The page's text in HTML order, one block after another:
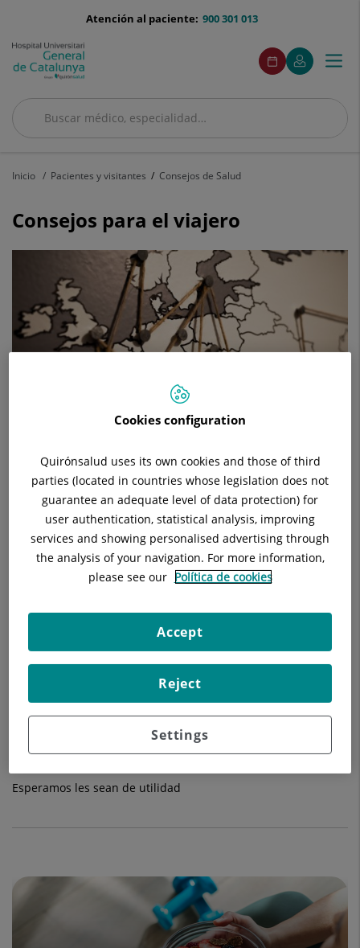
menu-
900 301 013
Atención al paciente:
Buscar
Buscar
menuAcceso
Pedir
cita
Este
enlace
se
en
Mi
Quirónsalud
Este
enlace
se
en
ventana
Menú
Inicio Pacientes y visitantes Consejos de Salud
Consejos para el viajero
Cada vez es más habitual hacer viajes alrededor del planeta,
incluyendo países exóticos.
Esto hace que haya aumentado el riesgo de padecer
enfermedades derivadas del cambio de clima, de
alimentación y propias de estos destinos.
La mayoría de estas enfermedades pueden ser prevenidas
mediante la administración de vacunas antes del viaje y
siguiendo recomendaciones
Se recomienda programar estos viajes y consultar de forma
previa a la Unidad de Atención del viajero.
Puede encontrar en estas páginas consejos generales y
básicos para preparar su viaje.
Esperamos les sean de utilidad
Cookies configuration
Quirónsalud uses its own cookies and those of third
parties (located in countries whose legislation does not
guarantee an adequate level of data protection) for
user authentication, statistical analysis, improving
services and showing personalised advertising through
the analysis of your navigation. For more information,
please see our Política de cookies
Settings
Reject
Accept